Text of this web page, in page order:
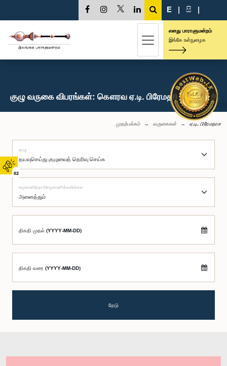
02
E | සි |
எனது பாராளுமன்றம்
இங்கே உள்நுழைக
குழு வருகை விபரங்கள்: கௌரவ ஏ.டி. பிரேமதாச, பா.உ.
முதற்பக்கம் வருகைகள் ஏ.டி. பிரேமதாச
குழு
சமூகமளித்தார்/சமூகமளிக்கவில்லை
திகதி முதல் (YYYY-MM-DD)
திகதி வரை (YYYY-MM-DD)
தேடு